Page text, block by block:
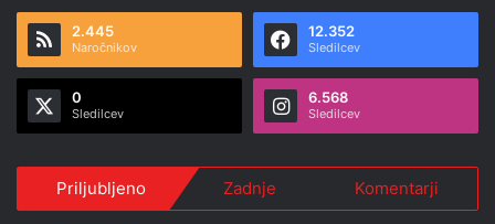
2.445
Naročnikov
12.352
Sledilcev
0
Sledilcev
6.568
Sledilcev
Priljubljeno Zadnje Komentarji